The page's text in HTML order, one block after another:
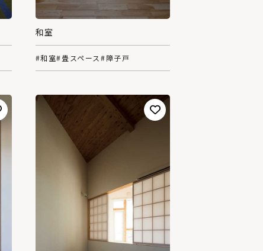
和室
#和室#畳スペース#障子戸